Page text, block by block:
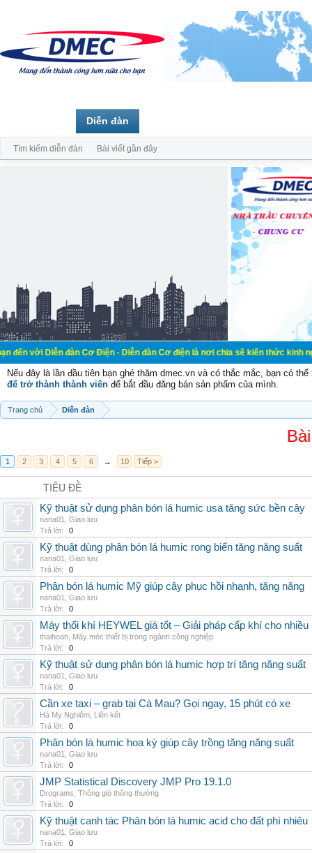
đàn Cơ Điện - Diễn đàn Cơ điện là nơi chia sẽ kiến thức kinh nghiệm
Nếu đây là lần đầu tiên bạn ghé thăm dmec.vn và có thắc mắc, bạn có
để trở thành thành viên để bắt đầu đăng bán sản phẩm của mình.
Trang chủ Diễn đàn
1 2 3 4 5 6 → 10 Tiếp >
TIÊU ĐỀ
Kỹ thuật sử dụng phân bón lá humic usa tăng sức bền cây
nana01
Giao lưu
Trả lời:
0
Kỹ thuật dùng phân bón lá humic rong biển tăng năng suất
nana01
Giao lưu
Trả lời:
0
Phân bón lá humic Mỹ giúp cây phục hồi nhanh, tăng năng
nana01
Giao lưu
Trả lời:
0
Máy thổi khí HEYWEL giá tốt – Giải pháp cấp khí cho
thaihoan Máy móc thiết bị trong ngành công nghiệp
Trả lời:
0
Kỹ thuật sử dụng phân bón lá humic hợp trí tăng năng suất
nana01
Giao lưu
Trả lời:
0
Cần xe taxi – grab tại Cà Mau? Gọi ngay, 15 phút có xe
Hà My Nghiêm Liên kết
Trả lời:
0
Phân bón lá humic hoa kỳ giúp cây trồng tăng năng suất
nana01
Giao lưu
Trả lời:
0
JMP Statistical Discovery JMP Pro 19.1.0
Drograms Thông gió thông thường
Trả lời:
0
Kỹ thuật canh tác Phân bón lá humic acid cho đất phì nhiêu
nana01
Giao lưu
Trả lời:
0
Diễn đàn
Tìm kiếm diễn đàn Bài viết gần đây